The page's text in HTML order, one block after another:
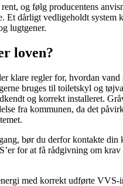
og følg producentens
Et dårligt vedligeholdt system
lugtgener.
loven?
klare regler for, hvordan vand
bruges til toiletskyl og
og korrekt installeret.
fra kommunen, da det
bør du derfor kontakte din
for at få rådgivning om krav
med korrekt udførte